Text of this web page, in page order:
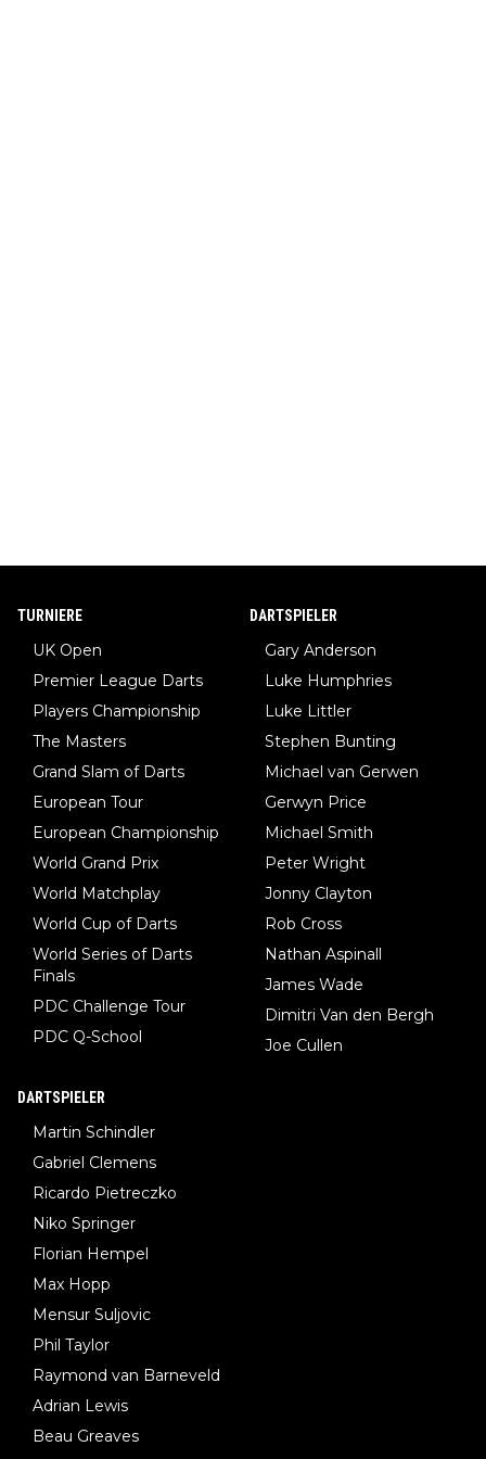
TURNIERE
UK Open
Premier League Darts
Players Championship
The Masters
Grand Slam of Darts
European Tour
European Championship
World Grand Prix
World Matchplay
World Cup of Darts
World Series of Darts
Finals
PDC Challenge Tour
PDC Q-School
DARTSPIELER
Gary Anderson
Luke Humphries
Luke Littler
Stephen Bunting
Michael van Gerwen
Gerwyn Price
Michael Smith
Peter Wright
Jonny Clayton
Rob Cross
Nathan Aspinall
James Wade
Dimitri Van den Bergh
Joe Cullen
DARTSPIELER
Martin Schindler
Gabriel Clemens
Ricardo Pietreczko
Niko Springer
Florian Hempel
Max Hopp
Mensur Suljovic
Phil Taylor
Raymond van Barneveld
Adrian Lewis
Beau Greaves